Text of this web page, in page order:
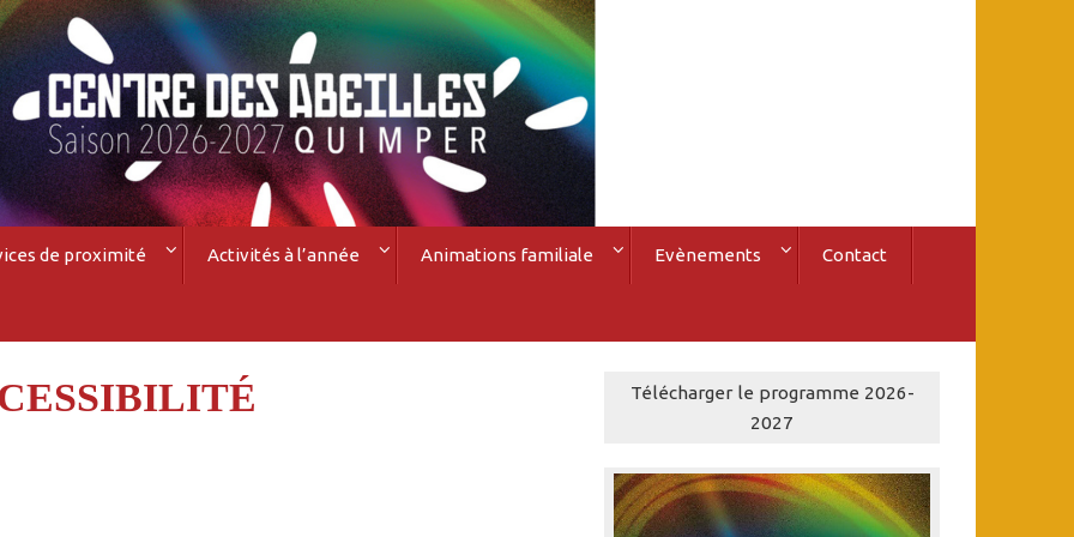
de proximité Activités à l’année Animations familiale Evènements Contact
Télécharger le programme 2026-
2027